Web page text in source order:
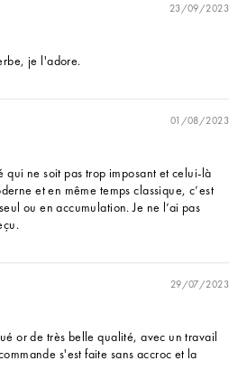
23/09/2023
je l'adore.
01/08/2023
qui ne soit pas trop imposant et celui-là
et en même temps classique, c’est
ou en accumulation. Je ne l’ai pas
29/07/2023
or de très belle qualité, avec un travail
s'est faite sans accroc et la